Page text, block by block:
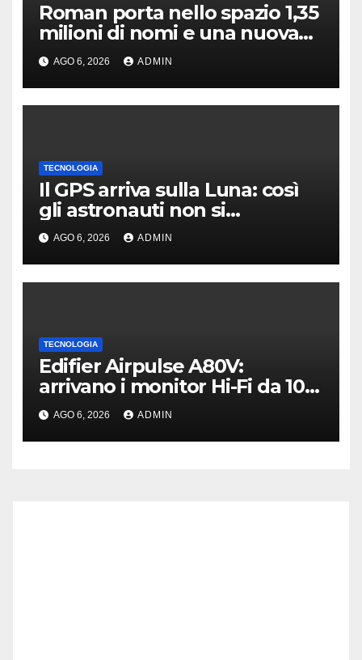
Roman porta nello spazio 1,35
milioni di nomi e una nuova
astronomia
AGO 6, 2026 ADMIN
TECNOLOGIA
Il GPS arriva sulla Luna: così
gli astronauti non si
perderanno più
AGO 6, 2026 ADMIN
TECNOLOGIA
Edifier Airpulse A80V:
arrivano i monitor Hi-Fi da 100
W con USB Hi-Res
AGO 6, 2026 ADMIN